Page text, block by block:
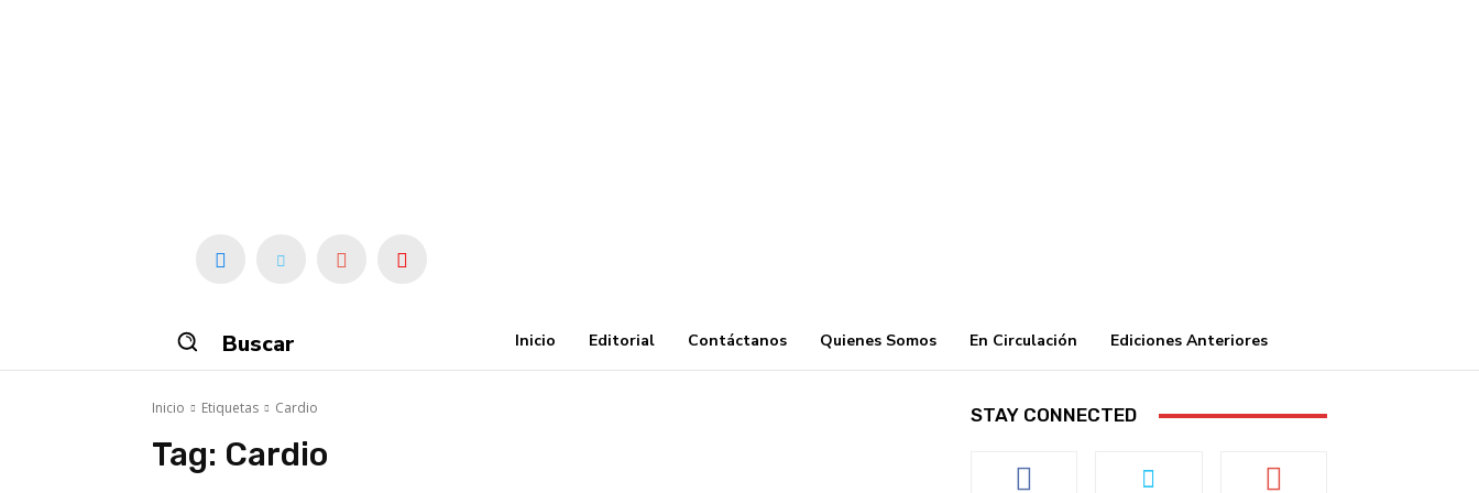
Buscar Inicio Editorial Contáctanos Quienes Somos En Circulación Ediciones Anteriores
Inicio Etiquetas Cardio
Tag: Cardio
STAY CONNECTED